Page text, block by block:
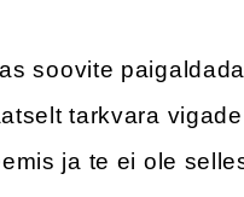
soovite paigaldada
tarkvara
ja te ei ole